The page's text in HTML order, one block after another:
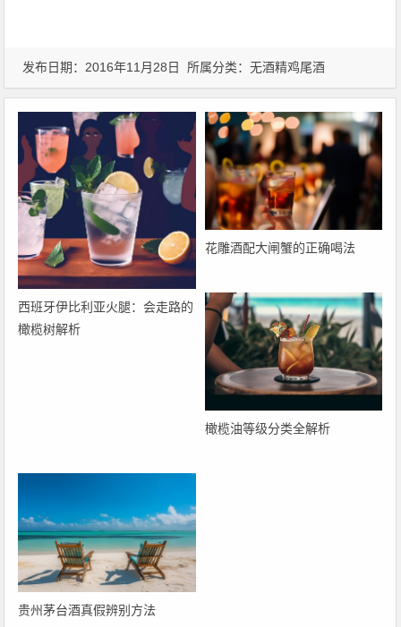
发布日期：2016年11月28日 所属分类：无酒精鸡尾酒
西班牙伊比利亚火腿：会走路的
橄榄树解析
花雕酒配大闸蟹的正确喝法
橄榄油等级分类全解析
贵州茅台酒真假辨别方法